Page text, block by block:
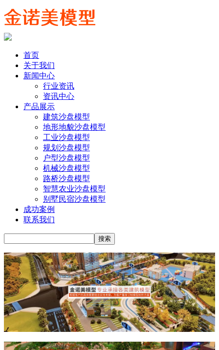
首页
关于我们
新闻中心
行业资讯
资讯中心
产品展示
建筑沙盘模型
地形地貌沙盘模型
工业沙盘模型
规划沙盘模型
户型沙盘模型
机械沙盘模型
路桥沙盘模型
智慧农业沙盘模型
别墅民宿沙盘模型
成功案例
联系我们